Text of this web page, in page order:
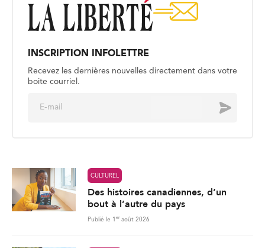
INSCRIPTION INFOLETTRE
Recevez les dernières nouvelles directement dans votre
boite courriel.
Envoyer
CULTUREL
Des histoires canadiennes, d’un
bout à l’autre du pays
Publié le 1 er août 2026